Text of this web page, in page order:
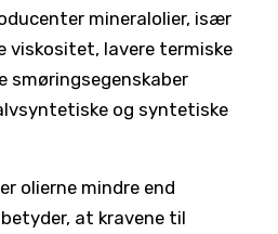
mineralolier, især
viskositet, lavere termiske
smøringsegenskaber
og syntetiske
olierne mindre end
at kravene til